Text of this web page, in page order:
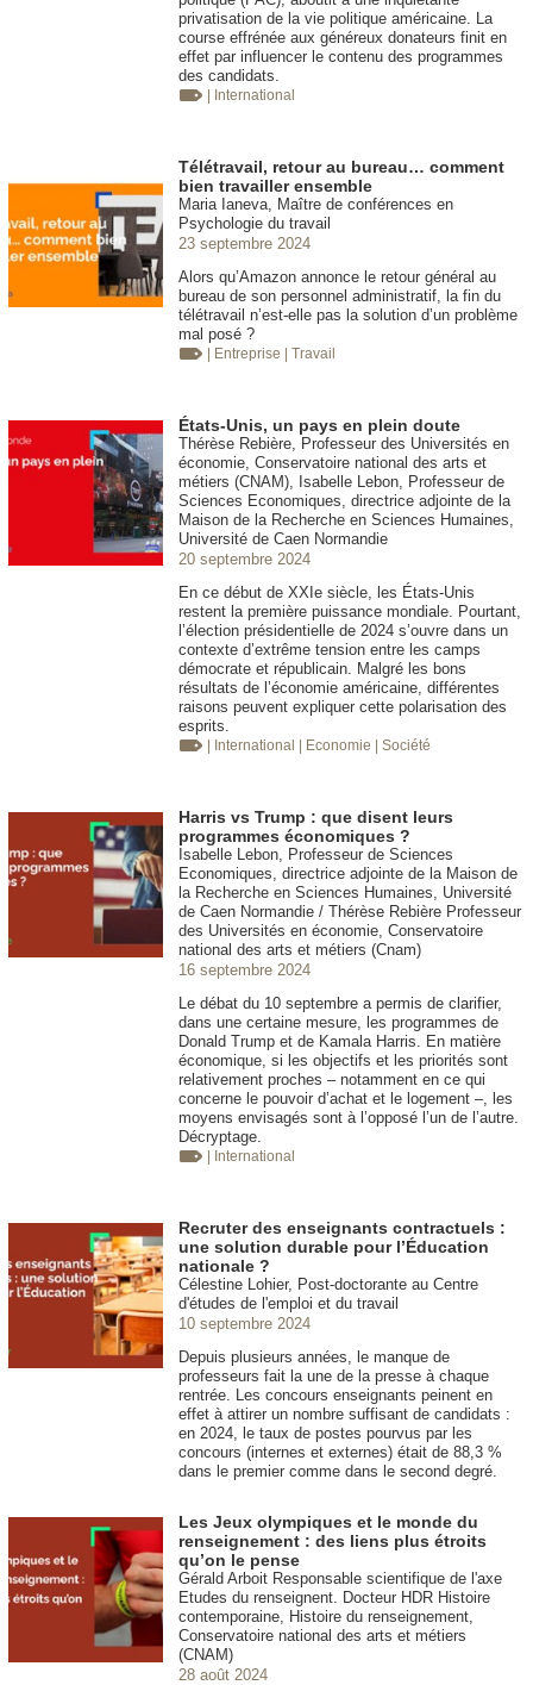
privatisation de la vie politique américaine. La
course effrénée aux généreux donateurs finit en
effet par influencer le contenu des programmes
des candidats.
| International
Télétravail, retour au bureau… comment
bien travailler ensemble
Maria Ianeva, Maître de conférences en
Psychologie du travail
23 septembre 2024
Alors qu’Amazon annonce le retour général au
bureau de son personnel administratif, la fin du
télétravail n’est-elle pas la solution d’un problème
mal posé ?
| Entreprise | Travail
États-Unis, un pays en plein doute
Thérèse Rebière, Professeur des Universités en
économie, Conservatoire national des arts et
métiers (CNAM), Isabelle Lebon, Professeur de
Sciences Economiques, directrice adjointe de la
Maison de la Recherche en Sciences Humaines,
Université de Caen Normandie
20 septembre 2024
En ce début de XXIe siècle, les États-Unis
restent la première puissance mondiale. Pourtant,
l’élection présidentielle de 2024 s’ouvre dans un
contexte d’extrême tension entre les camps
démocrate et républicain. Malgré les bons
résultats de l’économie américaine, différentes
raisons peuvent expliquer cette polarisation des
esprits.
| International | Economie | Société
Harris vs Trump : que disent leurs
programmes économiques ?
Isabelle Lebon, Professeur de Sciences
Economiques, directrice adjointe de la Maison de
la Recherche en Sciences Humaines, Université
de Caen Normandie / Thérèse Rebière Professeur
des Universités en économie, Conservatoire
national des arts et métiers (Cnam)
16 septembre 2024
Le débat du 10 septembre a permis de clarifier,
dans une certaine mesure, les programmes de
Donald Trump et de Kamala Harris. En matière
économique, si les objectifs et les priorités sont
relativement proches – notamment en ce qui
concerne le pouvoir d’achat et le logement –, les
moyens envisagés sont à l’opposé l’un de l’autre.
Décryptage.
| International
Recruter des enseignants contractuels :
une solution durable pour l’Éducation
nationale ?
Célestine Lohier, Post-doctorante au Centre
d'études de l'emploi et du travail
10 septembre 2024
Depuis plusieurs années, le manque de
professeurs fait la une de la presse à chaque
rentrée. Les concours enseignants peinent en
effet à attirer un nombre suffisant de candidats :
en 2024, le taux de postes pourvus par les
concours (internes et externes) était de 88,3 %
dans le premier comme dans le second degré.
Les Jeux olympiques et le monde du
renseignement : des liens plus étroits
qu’on le pense
Gérald Arboit Responsable scientifique de l'axe
Etudes du renseignent. Docteur HDR Histoire
contemporaine, Histoire du renseignement,
Conservatoire national des arts et métiers
(CNAM)
28 août 2024